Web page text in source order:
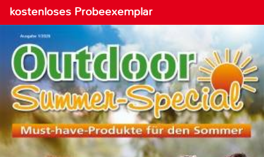
kostenloses Probeexemplar